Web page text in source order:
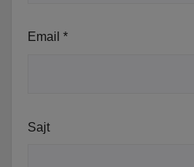
Email *
Sajt